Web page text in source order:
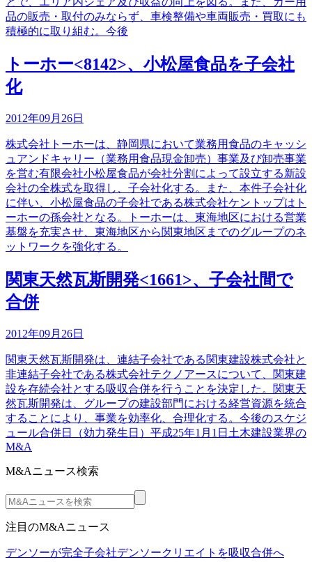
品の販売・取付のみならず、車検整備や車両販売・買取にも
積極的に取り組む。今後
トーホー<8142>、小松屋食品を子会社
化
2012年09月26日
株式会社トーホーは、静岡県において業務用食品のキャッシ
ュアンドキャリー（業務用食品現金卸売）事業及び卸売事業
を営む有限会社小松屋食品が会社分割によって設立する新設
会社の全株式を取得し、子会社化する。また、本件子会社化
に伴い、小松屋食品の子会社である株式会社ケントップはト
ーホーの孫会社となる。トーホーは、東海地区における営業
基盤を充実させ、東海地区から関東地区までのグループのネ
ットワークを強化する。
関東天然瓦斯開発<1661>、子会社間で
合併
2012年09月26日
関東天然瓦斯開発は、連結子会社である関東建設株式会社と
非連結子会社である株式会社テクノアースについて、関東建
設を存続会社とする吸収合併を行うことを決定した。関東天
然瓦斯開発は、グループの建設部門における経営資源を統合
することにより、事業を効率化、合理化する。今後のスケジ
ュール合併日（効力発生日）平成25年1月1日土木建設業界の
M&A
M&Aニュース検索
注目のM&Aニュース
デンソーが完全子会社デンソークリエイトを吸収合併へ